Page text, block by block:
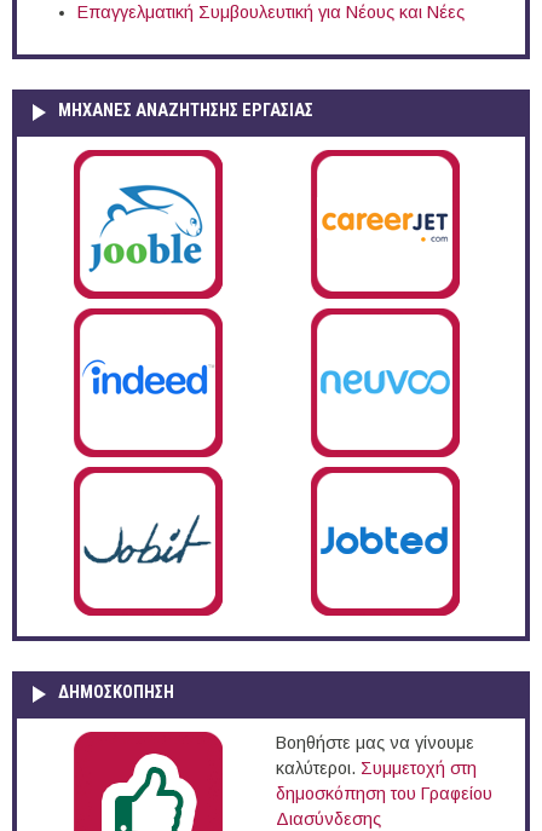
Επαγγελματική Συμβουλευτική για Νέους και Νέες
ΜΗΧΑΝΕΣ ΑΝΑΖΗΤΗΣΗΣ ΕΡΓΑΣΙΑΣ
ΔΗΜΟΣΚΌΠΗΣΗ
Βοηθήστε μας να γίνουμε
καλύτεροι. Συμμετοχή στη
δημοσκόπηση του Γραφείου
Διασύνδεσης